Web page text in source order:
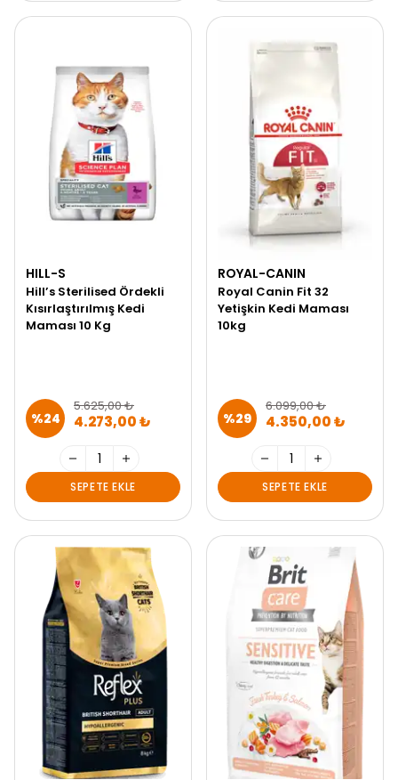
HILL-S
Hill’s Sterilised Ördekli
Kısırlaştırılmış Kedi
Maması 10 Kg
%24
5.625,00 ₺
4.273,00 ₺
SEPETE EKLE
ROYAL-CANIN
Royal Canin Fit 32
Yetişkin Kedi Maması
10kg
%29
6.099,00 ₺
4.350,00 ₺
SEPETE EKLE